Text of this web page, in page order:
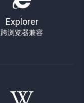
Explorer
跨浏览器兼容